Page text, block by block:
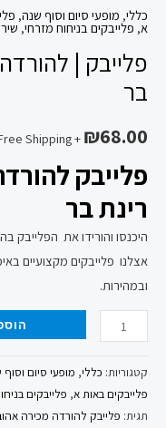
כללי, מופעי סיום וסוף שנה,
א, פלייבקים בניחוח מזרחי,
פלייבק |
בר
₪68.00
+ Free Shipping
פלייבק
רינת בר
היכנסו והורידו את הפלייבק
אצלנו פלייבקים מקצועיים
ובמהירות.
קטגוריות: כללי, מופעי סיום
פלייבקים באות א, פלייבקים
תגית: פלייבק להורדה מכירה